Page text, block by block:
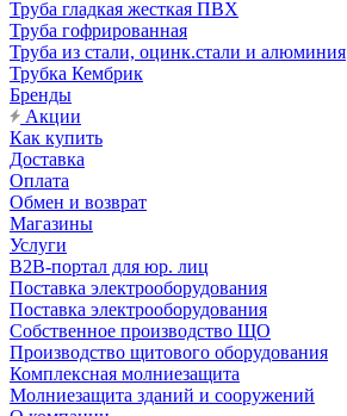
Труба гладкая жесткая ПВХ
Труба гофрированная
Труба из стали, оцинк.стали и алюминия
Трубка Кембрик
Бренды
Акции
Как купить
Доставка
Оплата
Обмен и возврат
Магазины
Услуги
B2B-портал для юр. лиц
Поставка электрооборудования
Поставка электрооборудования
Собственное производство ЩО
Производство щитового оборудования
Комплексная молниезащита
Молниезащита зданий и сооружений